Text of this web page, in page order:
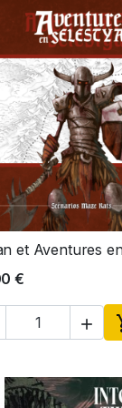
 Aperçu
et Aventures
€
